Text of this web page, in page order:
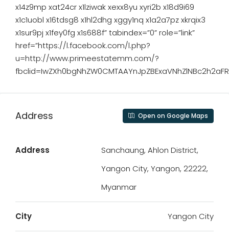
x14z9mp xat24cr x1lziwak xexx8yu xyri2b x18d9i69
x1c1uobl x16tdsg8 x1hl2dhg xggy1nq x1a2a7pz xkrqix3
x1sur9pj x1fey0fg x1s688f” tabindex=”0” role=”link”
href=”https://l.facebook.com/l.php?
u=http://www.primeestatemm.com/?
Address Open on Google Maps
Address
Sanchaung, Ahlon District,
Yangon City, Yangon, 22222,
Myanmar
City Yangon City